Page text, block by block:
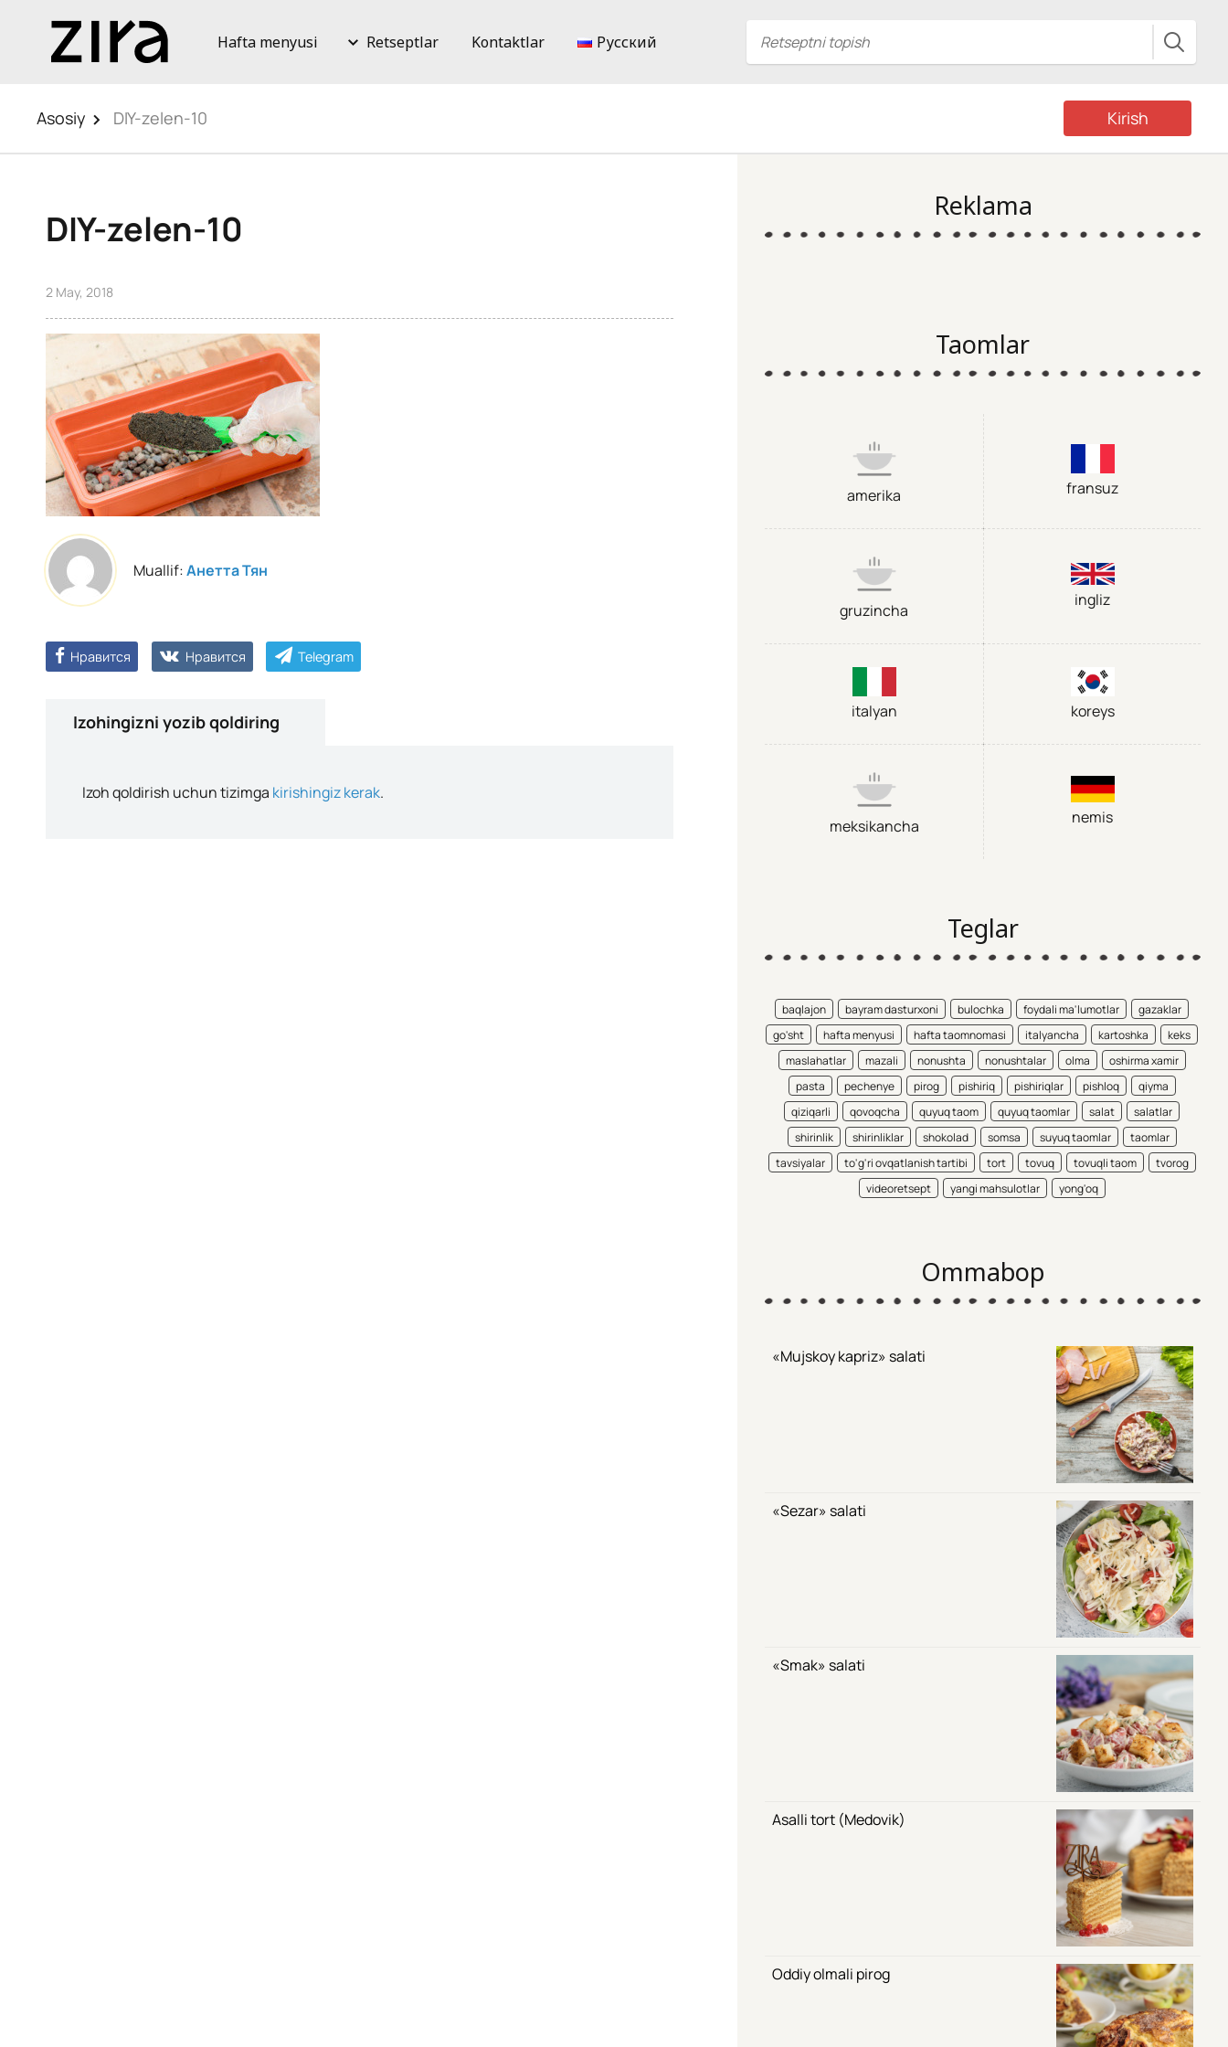
Hafta menyusi Retseptlar Kontaktlar Русский
Asosiy DIY-zelen-10 Kirish
DIY-zelen-10
2 May, 2018
Muallif:Анетта Тян
Нравится Нравится Telegram
Izohingizni yozib qoldiring
Izoh qoldirish uchun tizimga kirishingiz kerak.
Reklama
Taomlar
amerika fransuz
gruzincha
ingliz
italyan koreys
meksikancha nemis
Teglar
baqlajon bayram dasturxoni bulochka foydali ma'lumotlar
gazaklar
go'sht
hafta menyusi hafta taomnomasi italyancha kartoshka
keks
maslahatlar
mazali nonushta nonushtalar olma
oshirma xamir
pasta
pechenye pirog pishiriq pishiriqlar pishloq
qiyma
qiziqarli
qovoqcha quyuq taom quyuq taomlar salat
salatlar
shirinlik
shirinliklar shokolad somsa suyuq taomlar
taomlar
tavsiyalar
to'g'ri ovqatlanish tartibi tort tovuq tovuqli taom
tvorog
videoretsept
yangi mahsulotlar yong'oq
Ommabop
«Mujskoy kapriz» salati
«Sezar» salati
«Smak» salati
Asalli tort (Medovik)
Oddiy olmali pirog